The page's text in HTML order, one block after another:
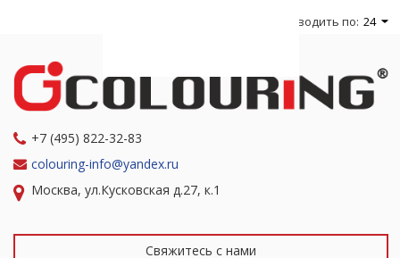
Выводить по: 24
+7 (495) 822-32-83
colouring-info@yandex.ru
Москва, ул.Кусковская д.27, к.1
Свяжитесь с нами